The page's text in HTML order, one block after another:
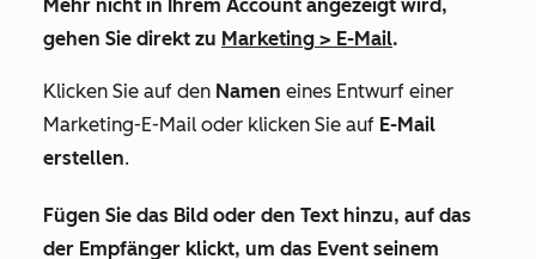
Mehr nicht in Ihrem Account angezeigt wird,
gehen Sie direkt zu Marketing > E-Mail.
Klicken Sie auf den Namen eines Entwurf einer
Marketing-E-Mail oder klicken Sie auf E-Mail
erstellen.
Fügen Sie das Bild oder den Text hinzu, auf das
der Empfänger klickt, um das Event seinem